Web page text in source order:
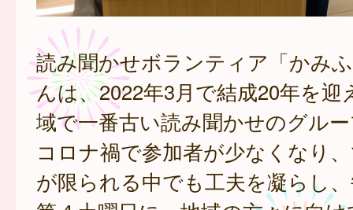
読み聞かせボランティア「かみ
んは、2022年3月で結成20年を迎
域で一番古い読み聞かせのグル
コロナ禍で参加者が少なくなり
が限られる中でも工夫を凝らし